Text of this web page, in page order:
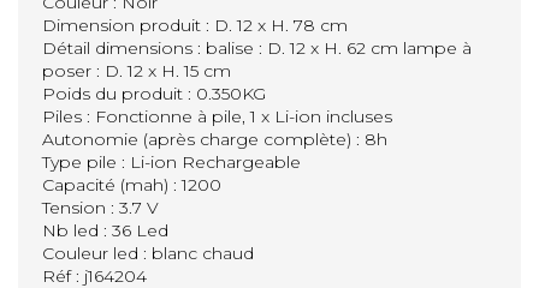
Dimension produit : D. 12 x H. 78 cm
Détail dimensions : balise : D. 12 x H. 62 cm lampe à
poser : D. 12 x H. 15 cm
Poids du produit : 0.350KG
Piles : Fonctionne à pile, 1 x Li-ion incluses
Autonomie (après charge complète) : 8h
Type pile : Li-ion Rechargeable
Capacité (mah) : 1200
Tension : 3.7 V
Nb led : 36 Led
Couleur led : blanc chaud
Réf : j164204